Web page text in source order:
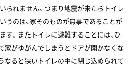
られません。つまり地震が来たらトイレ
うのは、家そのものが無事であることが
す。またトイレに避難することには、ひ
家がゆがんでしまうとドアが開かなくな
なると狭いトイレの中に閉じ込められて